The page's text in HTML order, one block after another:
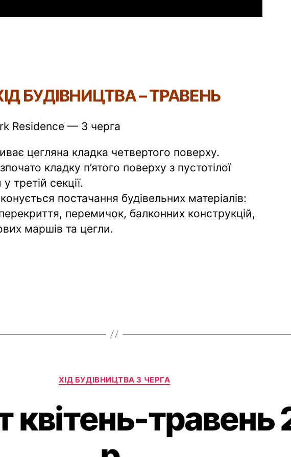
БУДІВНИЦТВА – ТРАВЕНЬ
Residence — 3 черга
цегляна кладка четвертого поверху.
кладку п’ятого поверху з пустотілої
третій секції.
постачання будівельних матеріалів:
перемичок, балконних конструкцій,
маршів та цегли.
ХІД БУДІВНИЦТВА 3 ЧЕРГА
квітень-